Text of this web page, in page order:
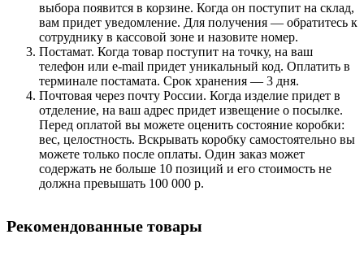
выбора появится в корзине. Когда он поступит на склад,
вам придет уведомление. Для получения — обратитесь к
сотруднику в кассовой зоне и назовите номер.
Постамат. Когда товар поступит на точку, на ваш
телефон или e-mail придет уникальный код. Оплатить в
терминале постамата. Срок хранения — 3 дня.
Почтовая через почту России. Когда изделие придет в
отделение, на ваш адрес придет извещение о посылке.
Перед оплатой вы можете оценить состояние коробки:
вес, целостность. Вскрывать коробку самостоятельно вы
можете только после оплаты. Один заказ может
содержать не больше 10 позиций и его стоимость не
должна превышать 100 000 р.
Рекомендованные товары